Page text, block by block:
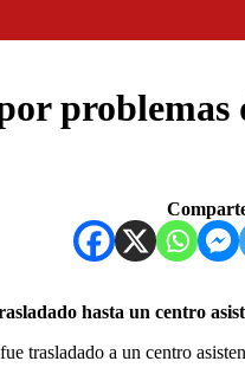
problemas
hasta un centro
a un centro